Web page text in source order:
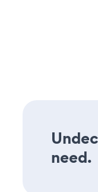
need.